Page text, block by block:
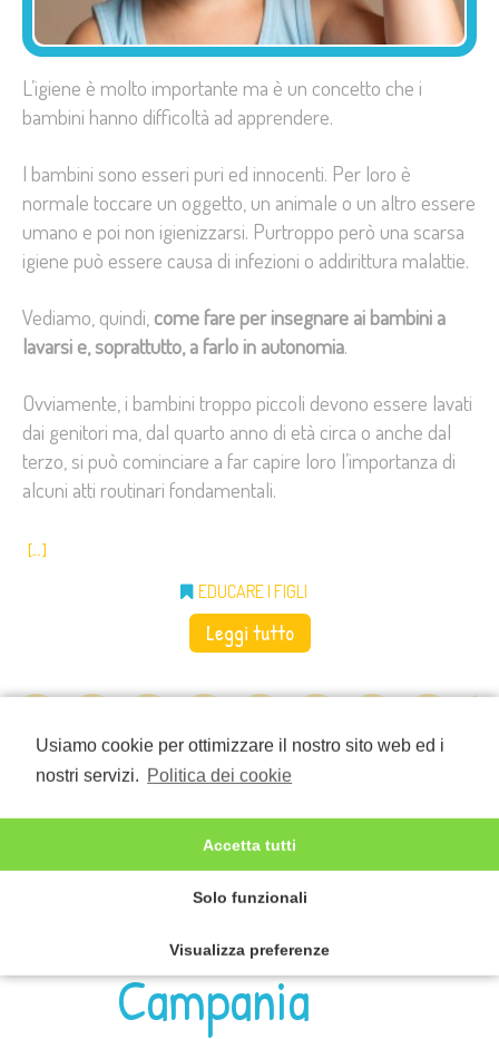
Usiamo cookie per ottimizzare il nostro sito web ed i
nostri servizi. Politica dei cookie
Accetta tutti
Solo funzionali
Visualizza preferenze
L’igiene è molto importante ma è un concetto che i
bambini hanno difficoltà ad apprendere.
I bambini sono esseri puri ed innocenti. Per loro è
normale toccare un oggetto, un animale o un altro essere
umano e poi non igienizzarsi. Purtroppo però una scarsa
igiene può essere causa di infezioni o addirittura malattie.
Vediamo, quindi, come fare per insegnare ai bambini a
lavarsi e, soprattutto, a farlo in autonomia.
Ovviamente, i bambini troppo piccoli devono essere lavati
dai genitori ma, dal quarto anno di età circa o anche dal
terzo, si può cominciare a far capire loro l’importanza di
alcuni atti routinari fondamentali.
[…]
EDUCARE I FIGLI
Leggi tutto
29 La farsa della
scuola in
Campania | Il tira
e molla in
Campania